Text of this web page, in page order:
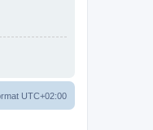
UTC+02:00